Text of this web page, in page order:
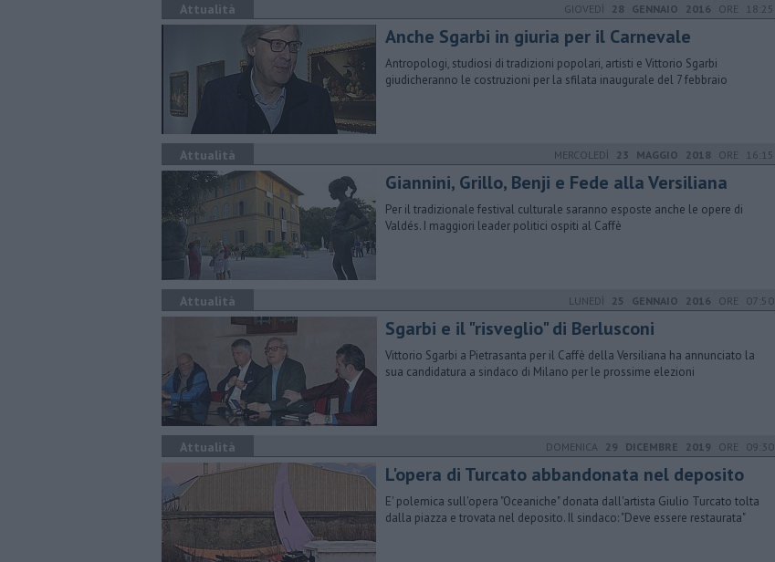
Attualità GIOVEDÌ 28 GENNAIO 2016 ORE 18:25
Anche Sgarbi in giuria per il Carnevale
Antropologi, studiosi di tradizioni popolari, artisti e Vittorio Sgarbi
giudicheranno le costruzioni per la sfilata inaugurale del 7 febbraio
Attualità MERCOLEDÌ 23 MAGGIO 2018 ORE 16:15
Giannini, Grillo, Benji e Fede alla Versiliana
Per il tradizionale festival culturale saranno esposte anche le opere di
Valdés. I maggiori leader politici ospiti al Caffè
Attualità LUNEDÌ 25 GENNAIO 2016 ORE 07:50
Sgarbi e il "risveglio" di Berlusconi
Vittorio Sgarbi a Pietrasanta per il Caffè della Versiliana ha annunciato la
sua candidatura a sindaco di Milano per le prossime elezioni
Attualità DOMENICA 29 DICEMBRE 2019 ORE 09:30
L'opera di Turcato abbandonata nel deposito
E' polemica sull'opera "Oceaniche" donata dall'artista Giulio Turcato tolta
dalla piazza e trovata nel deposito. Il sindaco: "Deve essere restaurata"